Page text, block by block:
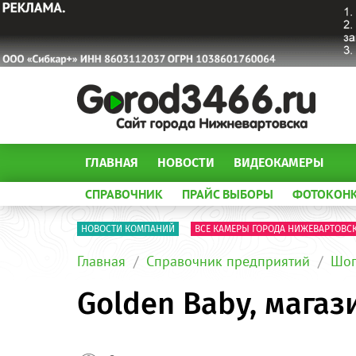
ГЛАВНАЯ НОВОСТИ ВИДЕОКАМЕРЫ
СПРАВОЧНИК ПРАЙС ВЫБОРЫ
НОВОСТИ КОМПАНИЙ ВСЕ КАМЕРЫ ГОРОДА
Главная Справочник предприятий
Golden Baby,